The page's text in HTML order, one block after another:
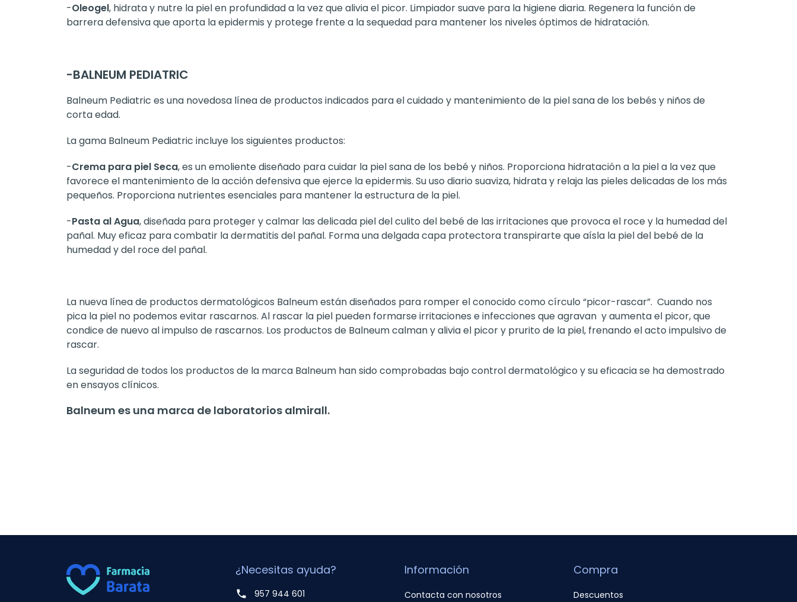
-Oleogel, hidrata y nutre la piel en profundidad a la vez que alivia el picor. Limpiador suave para la higiene diaria. Regenera la función de
barrera defensiva que aporta la epidermis y protege frente a la sequedad para mantener los niveles óptimos de hidratación.
-BALNEUM PEDIATRIC
Balneum Pediatric es una novedosa línea de productos indicados para el cuidado y mantenimiento de la piel sana de los bebés y niños de
corta edad.
La gama Balneum Pediatric incluye los siguientes productos:
-Crema para piel Seca, es un emoliente diseñado para cuidar la piel sana de los bebé y niños. Proporciona hidratación a la piel a la vez que
favorece el mantenimiento de la acción defensiva que ejerce la epidermis. Su uso diario suaviza, hidrata y relaja las pieles delicadas de los más
pequeños. Proporciona nutrientes esenciales para mantener la estructura de la piel.
-Pasta al Agua, diseñada para proteger y calmar las delicada piel del culito del bebé de las irritaciones que provoca el roce y la humedad del
pañal. Muy eficaz para combatir la dermatitis del pañal. Forma una delgada capa protectora transpirarte que aísla la piel del bebé de la
humedad y del roce del pañal.
La nueva línea de productos dermatológicos Balneum están diseñados para romper el conocido como círculo “picor-rascar”. Cuando nos
pica la piel no podemos evitar rascarnos. Al rascar la piel pueden formarse irritaciones e infecciones que agravan y aumenta el picor, que
condice de nuevo al impulso de rascarnos. Los productos de Balneum calman y alivia el picor y prurito de la piel, frenando el acto impulsivo de
rascar.
La seguridad de todos los productos de la marca Balneum han sido comprobadas bajo control dermatológico y su eficacia se ha demostrado
en ensayos clínicos.
Balneum es una marca de laboratorios almirall.
¿Necesitas ayuda?
phone
957 944 601
Información
Contacta con nosotros
Compra
Descuentos